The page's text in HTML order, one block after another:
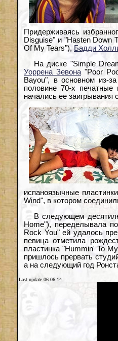
Придерживаясь
Disguise" и "Hasten Down
Of My Tears"), Бадди
На диске "Simple
Уоррена Зевона "Poor
Bayou", в основном из-
половине 70-х печатные
начались ее заигрывания
испаноязычные
Wind", в котором
В следующем
Home"), переделывала
Rock You" ей удалось
певица отметила
пластинка "Hummin' To
пришлось прервать
а на следующий год
Last update 06.06.14